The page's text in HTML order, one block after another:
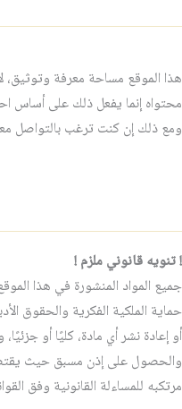
هذا الموقع مساحة معرفة
محتواه إنما يفعل ذلك على أساس
ومع ذلك إن كنت ترغب بالتواصل
! تنويه قانوني ملزم !
جميع المواد المنشورة في هذا
حماية الملكية الفكرية والحقوق
أو إعادة نشر أي مادة، كليًا أو
والحصول على إذن مسبق حيث
مرتكبه للمساءلة القانونية وفق